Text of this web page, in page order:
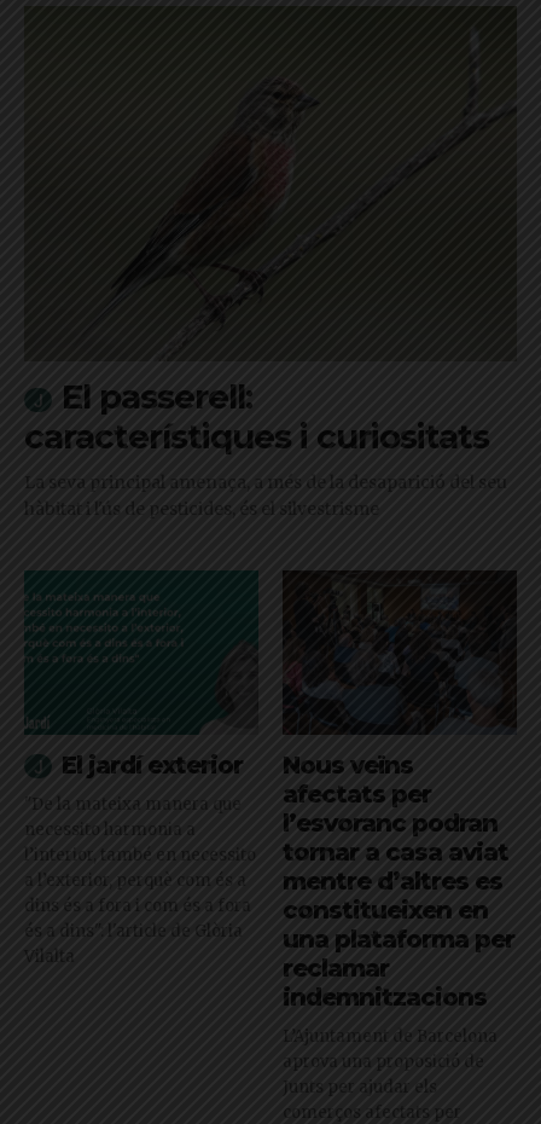
El passerell:
característiques i curiositats
La seva principal amenaça, a més de la desaparició del seu
hàbitat i l'ús de pesticides, és el silvestrisme
El jardí exterior
"De la mateixa manera que
necessito harmonia a
l’interior, també en necessito
a l’exterior, perquè com és a
dins és a fora i com és a fora
és a dins": l'article de Glòria
Vilalta
Nous veïns
afectats per
l’esvoranc podran
tornar a casa aviat
mentre d’altres es
constitueixen en
una plataforma per
reclamar
indemnitzacions
L’Ajuntament de Barcelona
aprova una proposició de
Junts per ajudar els
comerços afectats per